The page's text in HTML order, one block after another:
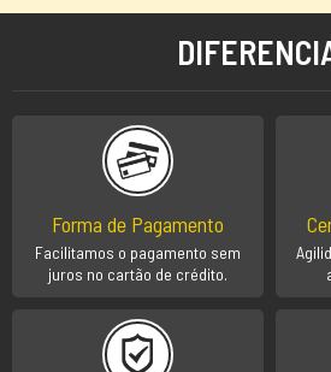
Forma de Pagamento
Facilitamos o pagamento sem
juros no cartão de crédito.